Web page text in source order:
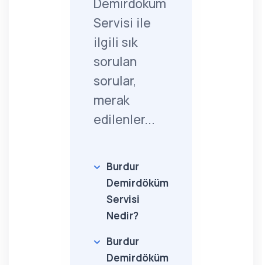
Demirdöküm
Servisi ile
ilgili sık
sorulan
sorular,
merak
edilenler...
Burdur
Demirdöküm
Servisi
Nedir?
Burdur
Demirdöküm